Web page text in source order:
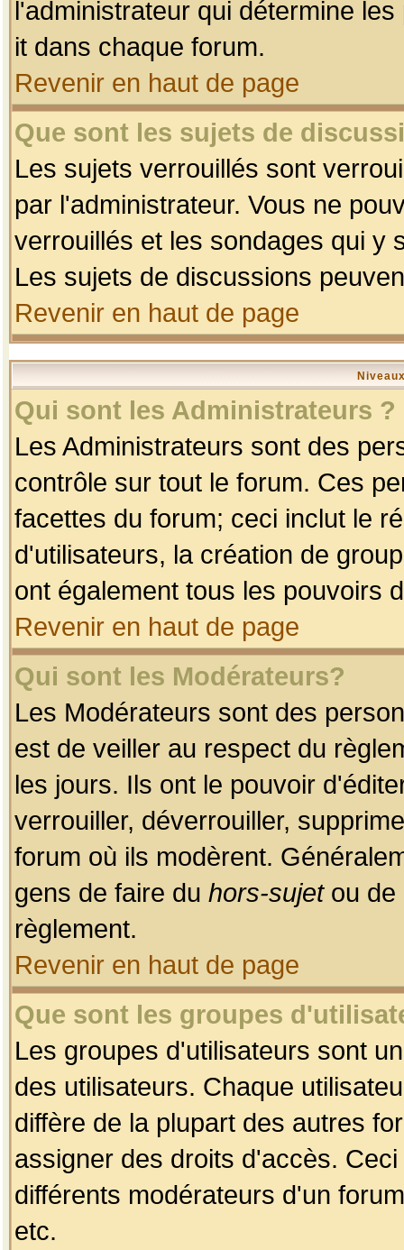
l'administrateur qui détermine
it dans chaque forum.
Revenir en haut de page
Que sont les sujets de
Les sujets verrouillés sont
par l'administrateur. Vous ne
verrouillés et les sondages qui y
Les sujets de discussions
Revenir en haut de page
Qui sont les Administrateurs ?
Les Administrateurs sont des
contrôle sur tout le forum. Ces
facettes du forum; ceci inclut le
d'utilisateurs, la création de
ont également tous les pouvoirs
Revenir en haut de page
Qui sont les Modérateurs?
Les Modérateurs sont des
est de veiller au respect du
les jours. Ils ont le pouvoir
verrouiller, déverrouiller,
forum où ils modèrent.
gens de faire du hors-sujetou de
règlement.
Revenir en haut de page
Que sont les groupes
Les groupes d'utilisateurs sont
des utilisateurs. Chaque
diffère de la plupart des autres
assigner des droits d'accès.
différents modérateurs d'un
etc.